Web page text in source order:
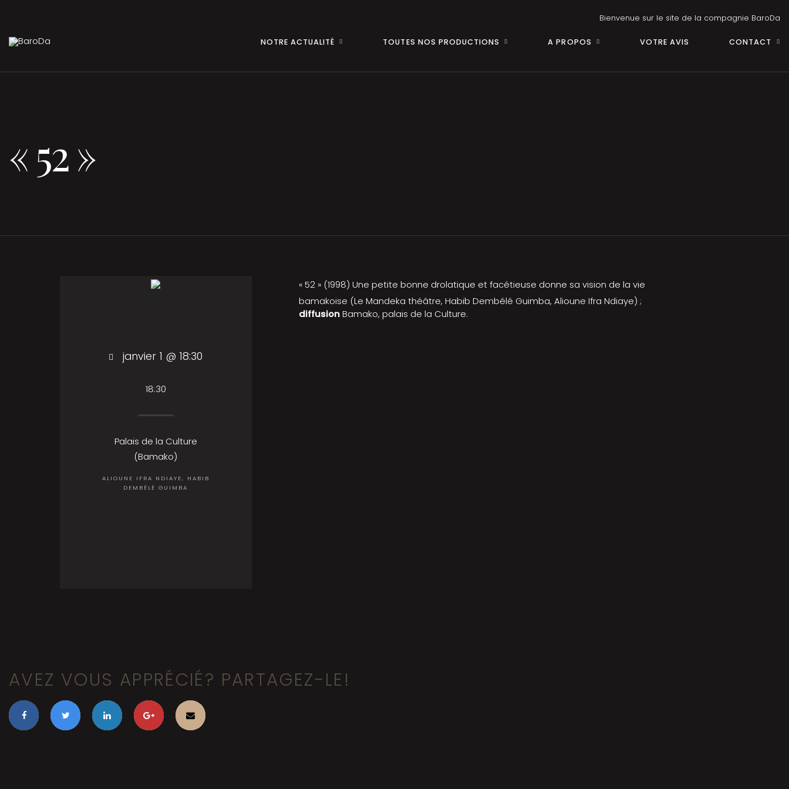
Bienvenue sur le site de la compagnie BaroDa
NOTRE ACTUALITÉ TOUTES NOS PRODUCTIONS A PROPOS VOTRE AVIS CONTACT
« 52 »
« 52 » (1998) Une petite bonne drolatique et facétieuse donne sa vision de la vie
bamakoise (Le Mandeka théâtre, Habib Dembélé Guimba, Alioune Ifra Ndiaye) ;
diffusionBamako, palais de la Culture.
janvier 1 @ 18:30
18:30
Palais de la Culture
(Bamako)
ALIOUNE IFRA NDIAYE, HABIB
DEMBÉLÉ GUIMBA
AVEZ VOUS APPRÉCIÉ? PARTAGEZ-LE!